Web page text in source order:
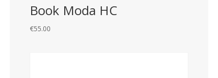
Book Moda HC
€55.00